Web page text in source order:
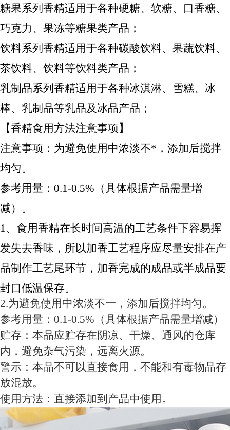
糖果系列香精适用于各种硬糖、软糖、口香糖、
巧克力、果冻等糖果类产品；
饮料系列香精适用于各种碳酸饮料、果蔬饮料、
茶饮料、饮料等饮料类产品；
乳制品系列香精适用于各种冰淇淋、雪糕、冰
棒、乳制品等乳品及冰品产品；
【香精食用方法注意事项】
注意事项：为避免使用中浓淡不*，添加后搅拌
均匀。
参考用量：0.1-0.5%（具体根据产品需量增
减）。
1、食用香精在长时间高温的工艺条件下容易挥
发失去香味，所以加香工艺程序应尽量安排在产
品制作工艺尾环节，加香完成的成品或半成品要
封口低温保存。
2.为避免使用中浓淡不一，添加后搅拌均匀。
参考用量：0.1-0.5%（具体根据产品需量增减）
贮存：本品应贮存在阴凉、干燥、通风的仓库
内，避免杂气污染，远离火源。
警示：本品不可以直接食用，不能和有毒物品存
放混放。
使用方法：直接添加到产品中使用。